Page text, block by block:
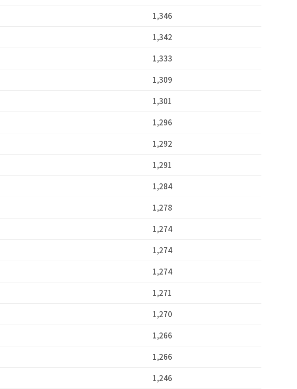
1,346
1,342
1,333
1,309
1,301
1,296
1,292
1,291
1,284
1,278
1,274
1,274
1,274
1,271
1,270
1,266
1,266
1,246